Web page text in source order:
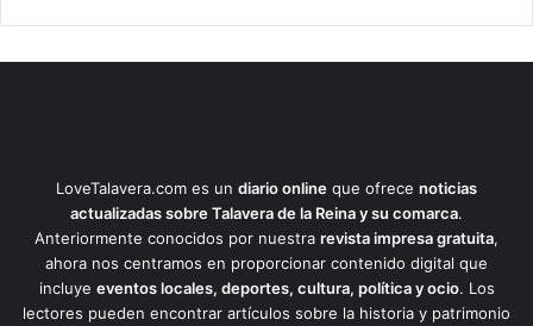
LoveTalavera.com es un diario online que ofrece noticias
actualizadas sobre Talavera de la Reina y su comarca.
Anteriormente conocidos por nuestra revista impresa gratuita,
ahora nos centramos en proporcionar contenido digital que
incluye eventos locales, deportes, cultura, política y ocio. Los
lectores pueden encontrar artículos sobre la historia y patrimonio